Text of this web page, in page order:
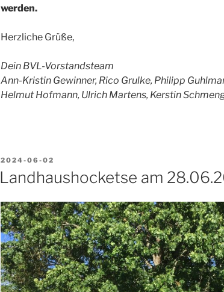
werden.
Herzliche Grüße,
Dein BVL-Vorstandsteam
Ann-Kristin Gewinner, Rico Grulke, Philipp
Helmut Hofmann, Ulrich Martens, Kerstin
VERÖFFENTLICHT
2024-06-02
Landhaushocketse am